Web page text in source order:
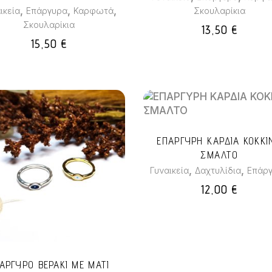
, Επάργυρα, Καρφωτά,
Σκουλαρίκια
15,50 €
Σκουλαρίκια
13,50 €
Αυτό
το
προϊόν
ΒΕΡΑΚΙ ΜΕ ΜΑΤΙ
ΕΠΑΡΓΥΡΗ ΚΑΡΔΙΑ
ΣΜΑΛΤΟ
Γυναικεία Δαχτυλίδια
12,00€